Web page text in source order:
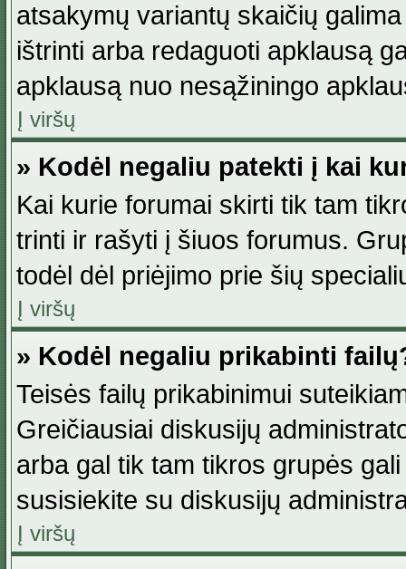
atsakymų variantų skaičių
ištrinti arba redaguoti apklausą
apklausą nuo nesąžiningo
Į viršų
» Kodėl negaliu patekti į kai
Kai kurie forumai skirti tik tam
trinti ir rašyti į šiuos forumus.
todėl dėl priėjimo prie šių
Į viršų
» Kodėl negaliu prikabinti
Teisės failų prikabinimui
Greičiausiai diskusijų
arba gal tik tam tikros grupės
susisiekite su diskusijų
Į viršų